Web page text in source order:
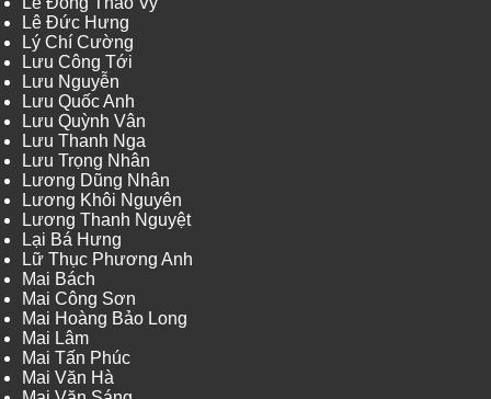
Lê Đức Hưng
Lý Chí Cường
Lưu Công Tới
Lưu Nguyễn
Lưu Quốc Anh
Lưu Quỳnh Vân
Lưu Thanh Nga
Lưu Trọng Nhân
Lương Dũng Nhân
Lương Khôi Nguyên
Lương Thanh Nguyệt
Lại Bá Hưng
Lữ Thục Phương Anh
Mai Bách
Mai Công Sơn
Mai Hoàng Bảo Long
Mai Lâm
Mai Tấn Phúc
Mai Văn Hà